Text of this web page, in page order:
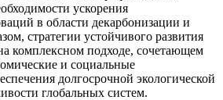
ускорения
в области декарбонизации и
стратегии устойчивого развития
комплексном подходе, сочетающем
и социальные
долгосрочной экологической
глобальных систем.